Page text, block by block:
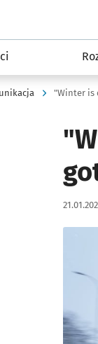
Data